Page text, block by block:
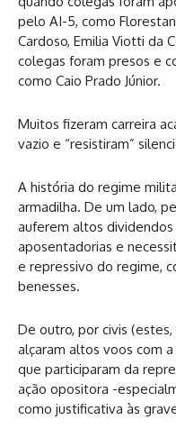
pelo AI-5, como
Cardoso, Emilia Viotti da
colegas foram presos e
como Caio Prado Júnior.
Muitos fizeram carreira
vazio e “resistiram”
A história do regime
armadilha. De um lado,
auferem altos
aposentadorias e
e repressivo do regime,
benesses.
De outro, por civis
alçaram altos voos com
que participaram da
ação opositora -
como justificativa às